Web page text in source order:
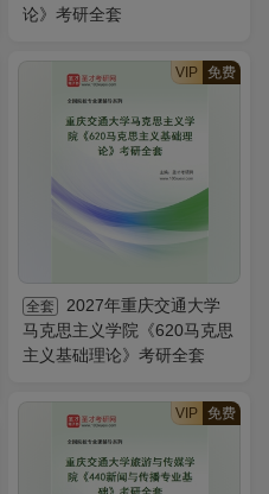
论》考研全套
VIP 免费
全套
2027年重庆交通大学
马克思主义学院《620马克思
主义基础理论》考研全套
VIP 免费